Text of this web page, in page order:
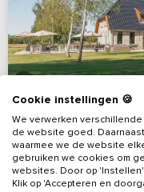
Cookie instellingen 🍪
We verwerken
de website goed.
waarmee we de website
gebruiken we cookies om
websites. Door op
Klik op 'Accepteren en